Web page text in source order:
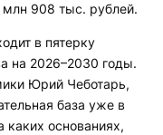
908 тыс. рублей.
в пятерку
на 2026–2030 годы.
Юрий Чеботарь,
база уже в
каких основаниях,